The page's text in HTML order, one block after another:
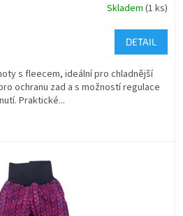
Skladem (1 ks)
DETAIL
s fleecem, ideální pro chladnější
ochranu zad a s možností regulace
Praktické...